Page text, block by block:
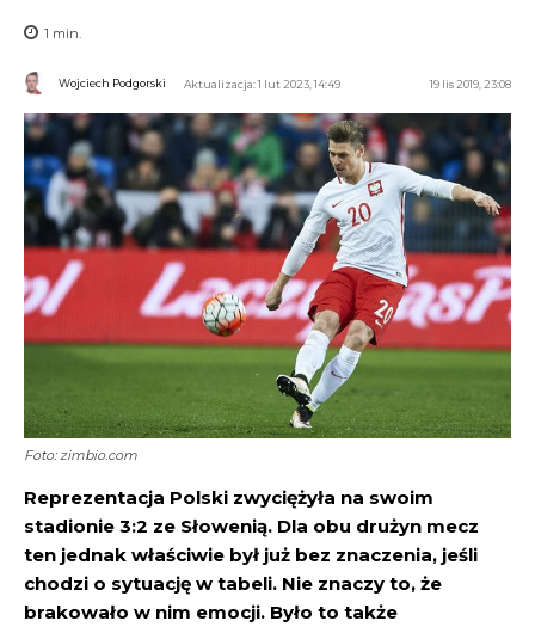
1 min.
Wojciech Podgorski Aktualizacja: 1 lut 2023, 14:49 19 lis 2019, 23:08
Foto: zimbio.com
Reprezentacja Polski zwyciężyła na swoim
stadionie 3:2 ze Słowenią. Dla obu drużyn mecz
ten jednak właściwie był już bez znaczenia, jeśli
chodzi o sytuację w tabeli. Nie znaczy to, że
brakowało w nim emocji. Było to także